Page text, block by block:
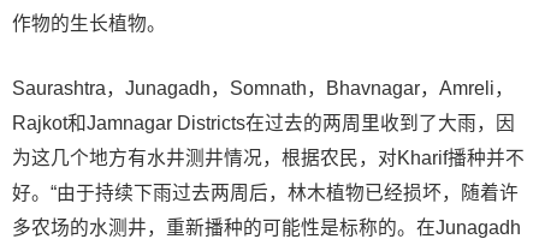
作物的生长植物。
Saurashtra，Junagadh，Somnath，Bhavnagar，Amreli，
Rajkot和Jamnagar Districts在过去的两周里收到了大雨，因
为这几个地方有水井测井情况，根据农民，对Kharif播种并不
好。“由于持续下雨过去两周后，林木植物已经损坏，随着许
多农场的水测井，重新播种的可能性是标称的。在Junagadh